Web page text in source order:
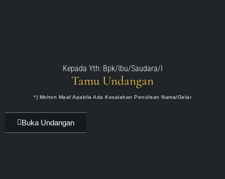
Kepada Yth: Bpk/Ibu/Saudara/I
Tamu Undangan
*) Mohon Maaf Apabila Ada Kesalahan Penulisan Nama/gelar
Buka Undangan